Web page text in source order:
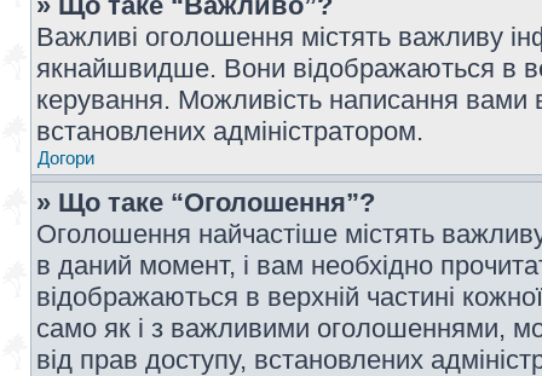
Важливі оголошення містять важливу
якнайшвидше. Вони відображаються в
керування. Можливість написання
встановлених адміністратором.
Догори
» Що таке “Оголошення”?
Оголошення найчастіше містять
в даний момент, і вам необхідно
відображаються в верхній частині
само як і з важливими оголошеннями,
від прав доступу, встановлених